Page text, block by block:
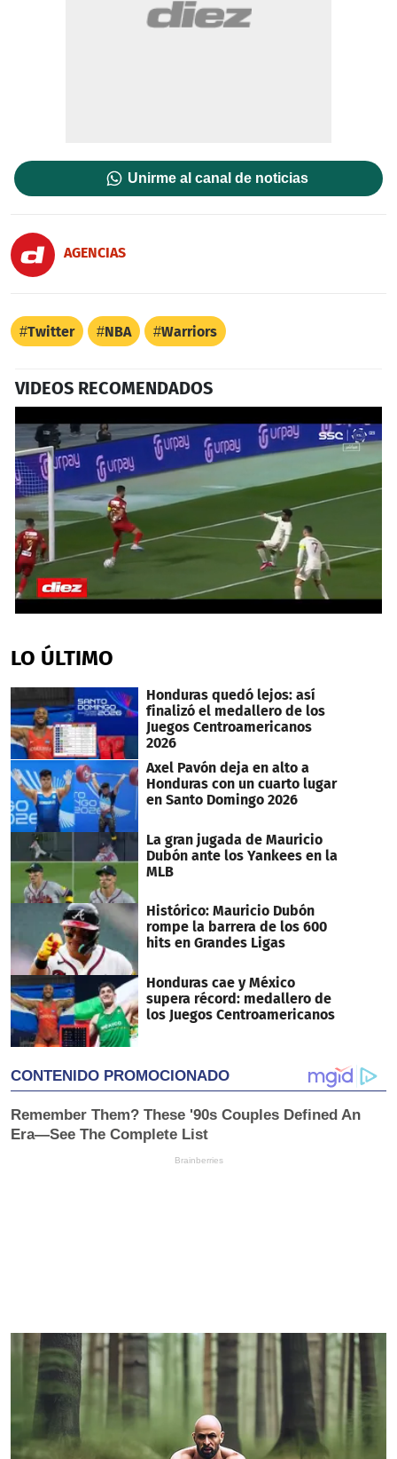
Unirme al canal de noticias
AGENCIAS
Twitter NBA Warriors
VIDEOS RECOMENDADOS
of
55
LO ÚLTIMO
Honduras quedó lejos: así
finalizó el medallero de los
Juegos Centroamericanos
2026
Axel Pavón deja en alto a
Honduras con un cuarto lugar
en Santo Domingo 2026
La gran jugada de Mauricio
Dubón ante los Yankees en la
MLB
Histórico: Mauricio Dubón
rompe la barrera de los 600
hits en Grandes Ligas
Honduras cae y México
supera récord: medallero de
los Juegos Centroamericanos